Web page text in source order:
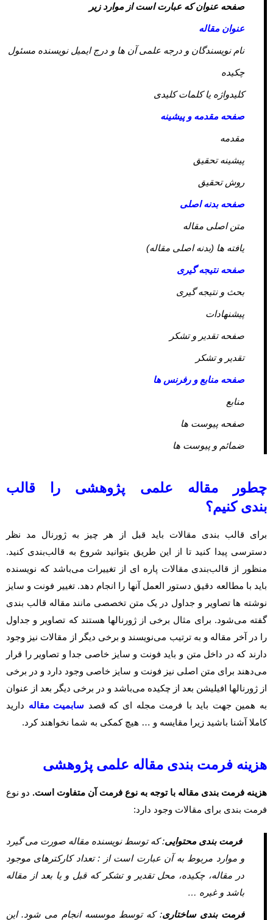
صفحه عنوان که عبارت است از موارد زیر
عنوان مقاله
نام نویسندگان و درجه علمی آن ها و درج ایمیل نویسنده مسئول
چکیده
کلیدواژه یا کلمات کلیدی
صفحه مقدمه و پیشینه
مقدمه
پیشینه تحقیق
روش تحقیق
صفحه بدنه اصلی
متن اصلی مقاله
یافته ها (بدنه اصلی مقاله)
صفحه نتیجه گیری
بحث و نتیجه گیری
پیشنهادات
صفحه تقدیر و تشکر
تقدیر و تشکر
صفحه منابع و رفرنس ها
منابع
صفحه پیوست ها
ضمائم و پیوست ها
چطور مقاله علمی پژوهشی را قالب‌
بندی کنیم؟
برای قالب بندی مقالات باید قبل از هر چیز به ژورنال مد نظر
دسترسی پیدا کنید تا از این طریق بتوانید شروع به قالب‌بندی کنید.
منظور از قالب‌بندی مقالات پاره ای از تغییرات می‌باشد که نویسنده
باید با مطالعه دقیق دستور العمل آنها را انجام دهد. تغییر فونت و سایز
نوشته ها تصاویر و جداول در یک متن تخصصی مانند مقاله قالب ‌بندی
گفته می‌شود. برای مثال برخی از ژورنالها هستند که تصاویر و جداول
را در آخر مقاله و به ترتیب می‌نویسند و برخی دیگر از مقالات نیز وجود
دارند که در داخل متن و باید فونت و سایز خاصی جدا و تصاویر را قرار
می‌دهند برای متن اصلی نیز فونت و سایز خاصی وجود دارد و در برخی
از ژورنالها افیلیشن بعد از چکیده می‌باشد و در برخی دیگر بعد از عنوان
به همین جهت باید با فرمت مجله ای که قصد سابمیت مقاله دارید
کاملا آشنا باشید زیرا مقایسه و … هیچ کمکی به شما نخواهند کرد.
هزینه فرمت بندی مقاله علمی پژوهشی
هزینه فرمت بندی مقاله با توجه به نوع فرمت آن متفاوت است. دو نوع
فرمت بندی برای مقالات وجود دارد:
فرمت بندی محتوایی: که توسط نویسنده مقاله صورت می گیرد
و موارد مربوط به آن عبارت است از : تعداد کارکترهای موجود
در مقاله، چکیده، محل تقدیر و تشکر که قبل و یا بعد از مقاله
باشد و غیره …
فرمت بندی ساختاری: که توسط موسسه انجام می شود. این